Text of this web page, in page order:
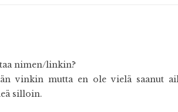
nimen/linkin?
vinkin mutta en ole vielä saanut
silloin.